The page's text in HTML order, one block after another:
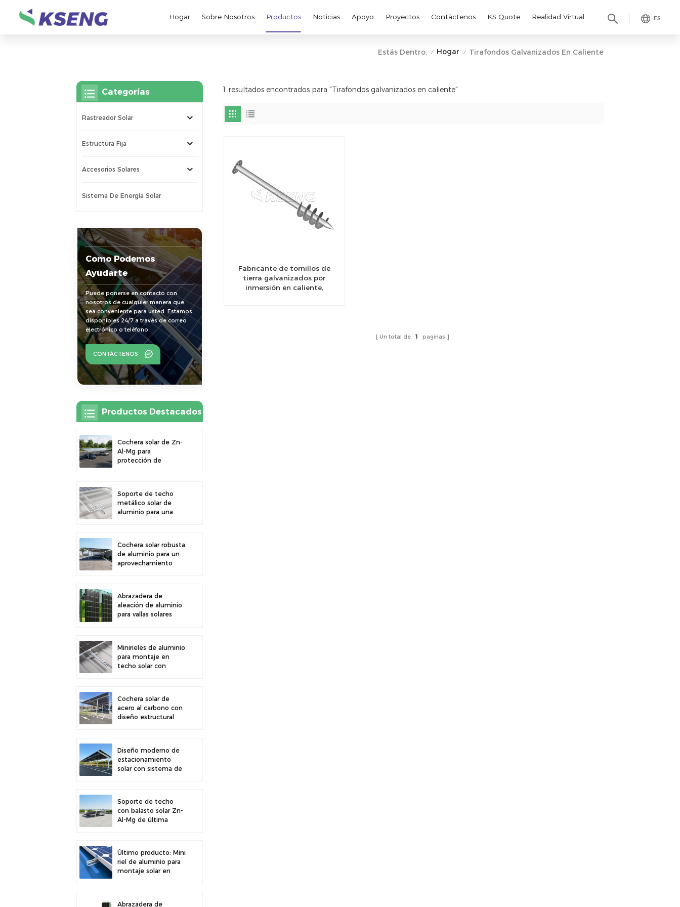
ES
Hogar Sobre Nosotros Productos Noticias Apoyo Proyectos Contáctenos KS Quote Realidad Virtual
Estás Dentro: / Hogar / Tirafondos Galvanizados En Caliente
1 resultados encontrados para "Tirafondos galvanizados en caliente"
Fabricante de tornillos de
tierra galvanizados por
inmersión en caliente,
Un total de 1 paginas
Categorías
Rastreador Solar
Estructura Fija
Accesorios Solares
Sistema De Energía Solar
Como Podemos
Ayudarte
Puede ponerse en contacto con
nosotros de cualquier manera que
sea conveniente para usted. Estamos
disponibles 24/7 a través de correo
electrónico o teléfono.
CONTÁCTENOS
Productos Destacados
Cochera solar de Zn-
Al-Mg para
protección de
Soporte de techo
metálico solar de
aluminio para una
Cochera solar robusta
de aluminio para un
aprovechamiento
vehículo.
Abrazadera de
aleación de aluminio
para vallas solares
montaje en vallas.
Minirieles de aluminio
para montaje en
techo solar con
Cochera solar de
acero al carbono con
diseño estructural
Diseño moderno de
estacionamiento
solar con sistema de
resistencia
Soporte de techo
con balasto solar Zn-
Al-Mg de última
Último producto: Mini
riel de aluminio para
montaje solar en
Abrazadera de